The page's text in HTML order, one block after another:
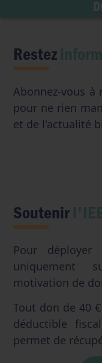
Restez
Abonnez-vous
pour ne rien
et de l'actualité
Soutenir
Pour déployer
uniquement
motivation de
Tout don de 40
déductible
permet de